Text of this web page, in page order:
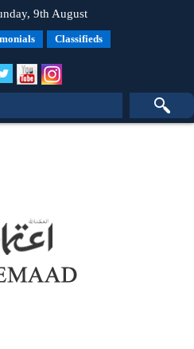
9th August
Classifieds